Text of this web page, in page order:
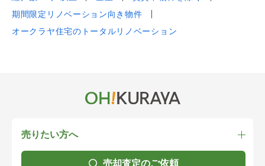
期間限定リノベーション向き物件
オークラヤ住宅のトータルリノベーション
売りたい方へ
売却査定のご依頼